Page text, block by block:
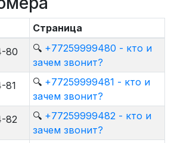
Страница
80
🔍 +77259999480 - кто и
зачем звонит?
81
🔍 +77259999481 - кто и
зачем звонит?
82
🔍 +77259999482 - кто и
зачем звонит?